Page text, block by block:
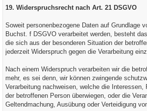
19. Widerspruchsrecht nach Art. 21 DSGVO
Soweit personenbezogene Daten auf Grundlage
Buchst. f DSGVO verarbeitet werden, besteht
die sich aus der besonderen Situation der
jederzeit Widerspruch gegen die Verarbeitung
Nach einem Widerspruch verarbeiten wir die
mehr, es sei denn, wir können zwingende
Verarbeitung nachweisen, welche die Interessen,
der betroffenen Person überwiegen, oder die
Geltendmachung, Ausübung oder Verteidigung